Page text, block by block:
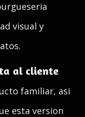
visual y
al cliente
familiar, asi
esta version